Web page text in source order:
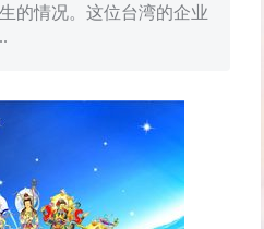
的情况。这位台湾的企业